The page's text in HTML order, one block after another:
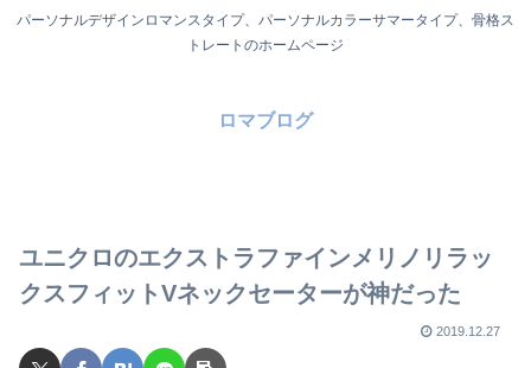
パーソナルデザインロマンスタイプ、パーソナルカラーサマータイプ、骨格ス
トレートのホームページ
ロマブログ
ユニクロのエクストラファインメリノリラッ
クスフィットVネックセーターが神だった
2019.12.27